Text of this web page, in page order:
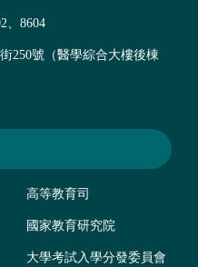
、8604
250號（醫學綜合大樓後棟
高等教育司
國家教育研究院
大學考試入學分發委員會